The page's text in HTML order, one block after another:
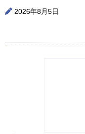
2026年8月5日